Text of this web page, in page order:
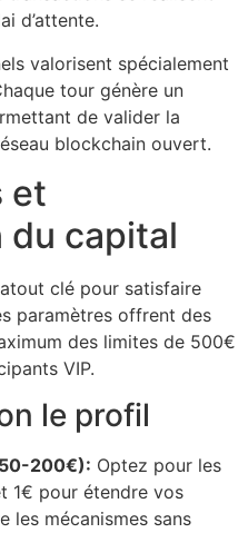
d’attente.
valorisent spécialement
tour génère un
de valider la
blockchain ouvert.
et
capital
clé pour satisfaire
paramètres offrent des
des limites de 500€
VIP.
le profil
200€): Optez pour les
1€ pour étendre vos
les mécanismes sans